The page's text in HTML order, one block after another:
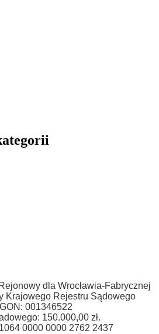
dla Wrocławia-Fabrycznej
Krajowego Rejestru Sądowego
001346522
150.000,00 zł.
0000 0000 2762 2437